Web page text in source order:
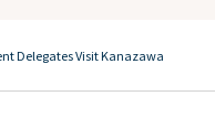
Delegates Visit Kanazawa